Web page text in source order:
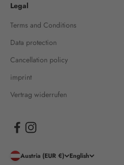
Legal
Terms and Conditions
Data protection
Cancellation policy
imprint
Vertrag widerrufen
Austria (EUR €) English